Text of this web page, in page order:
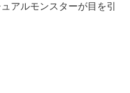
アルモンスターが目を引